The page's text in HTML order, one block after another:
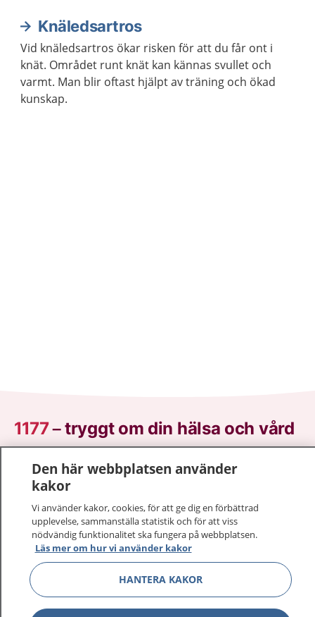
Knäledsartros
Vid knäledsartros ökar risken för att du får ont i
knät. Området runt knät kan kännas svullet och
varmt. Man blir oftast hjälpt av träning och ökad
kunskap.
1177–tryggt om din hälsa och vård
På 1177.se får du råd om hälsa och information om
sjukdomar och vilka mottagningar du kan kontakta.
Logga in för att läsa din journal och göra dina
vårdärenden. Ring telefonnummer 1177 för
sjukvårdsrådgivning dygnet runt.
1177 ger dig råd när du vill må bättre.
Den här webbplatsen använder
kakor
Vi använder kakor, cookies, för att ge dig en förbättrad
upplevelse, sammanställa statistik och för att viss
nödvändig funktionalitet ska fungera på webbplatsen.
Läs mer om hur vi använder kakor
HANTERA KAKOR